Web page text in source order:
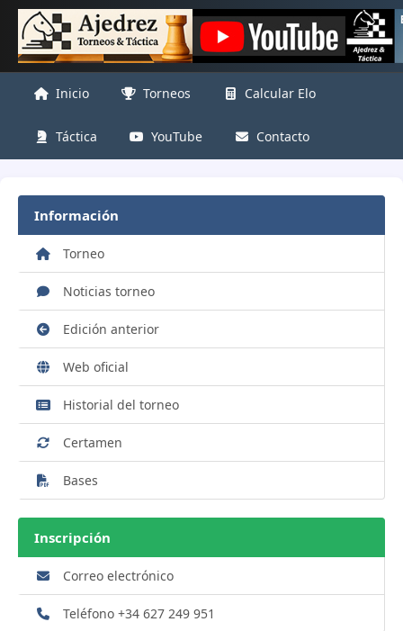
Inicio Torneos Calcular Elo
Táctica YouTube Contacto
Información
Torneo
Noticias torneo
Edición anterior
Web oficial
Historial del torneo
Certamen
Bases
Inscripción
Correo electrónico
Teléfono +34 627 249 951